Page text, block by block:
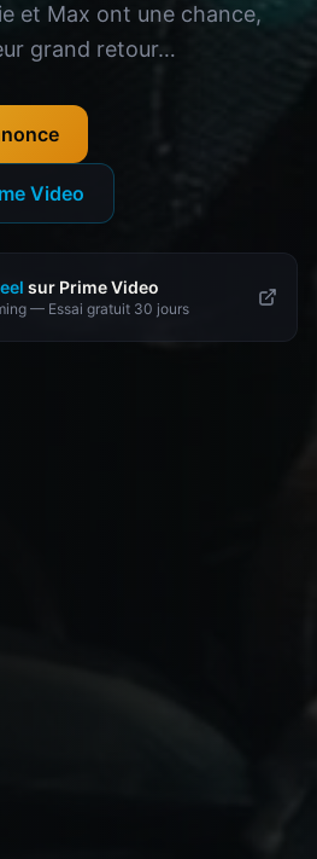
et Max ont une chance,
grand retour…
Video
sur Prime Video
— Essai gratuit 30 jours